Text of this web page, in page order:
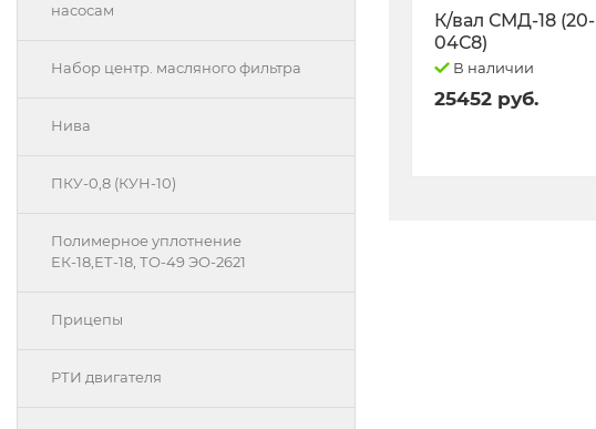
насосам
Набор центр. масляного фильтра
Нива
ПКУ-0,8 (КУН-10)
Полимерное уплотнение
ЕК-18,ЕТ-18, ТО-49 ЭО-2621
Прицепы
РТИ двигателя
К/вал СМД-18 (20-
04С8)
В наличии
25452 руб.